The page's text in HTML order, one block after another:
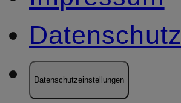
Datenschutz
Datenschutzeinstellungen